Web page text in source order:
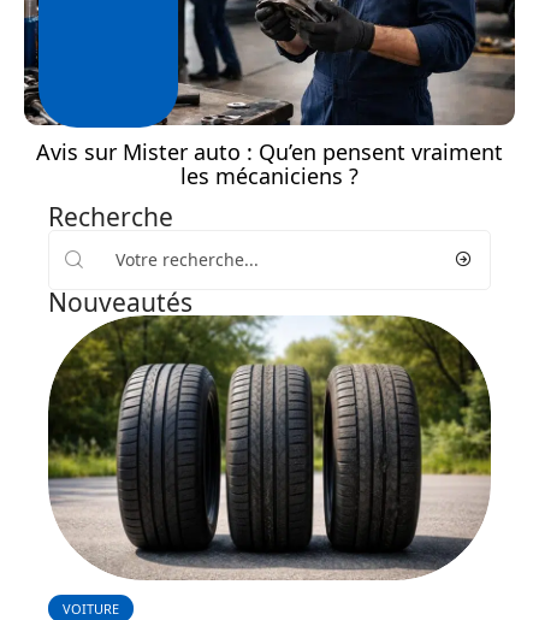
Avis sur Mister auto : Qu’en pensent vraiment
les mécaniciens ?
Recherche
Nouveautés
VOITURE